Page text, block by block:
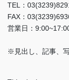
TEL：
FAX：
営業日：
※見出し、記事、